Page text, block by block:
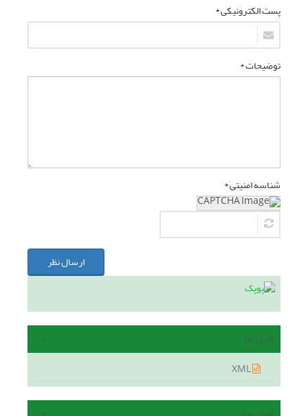
پست الکترونیکی *
توضیحات *
شناسه امنیتی *
ارسال نظر
فایل ها